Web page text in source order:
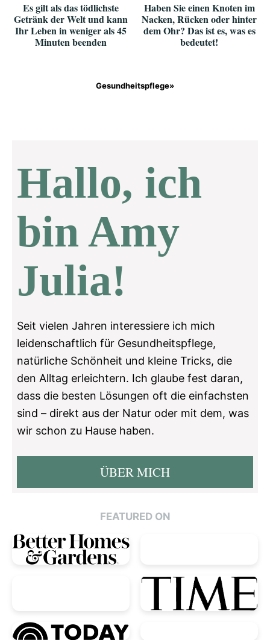
Es gilt als das tödlichste
Getränk der Welt und kann
Ihr Leben in weniger als 45
Minuten beenden
Haben Sie einen Knoten im
Nacken, Rücken oder hinter
dem Ohr? Das ist es, was es
bedeutet!
Gesundheitspflege»
Hallo, ich
bin Amy
Julia!
Seit vielen Jahren interessiere ich mich
leidenschaftlich für Gesundheitspflege,
natürliche Schönheit und kleine Tricks, die
den Alltag erleichtern. Ich glaube fest daran,
dass die besten Lösungen oft die einfachsten
sind – direkt aus der Natur oder mit dem, was
wir schon zu Hause haben.
ÜBER MICH
FEATURED ON